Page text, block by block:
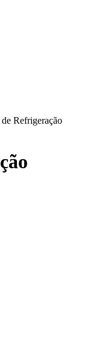
de Refrigeração